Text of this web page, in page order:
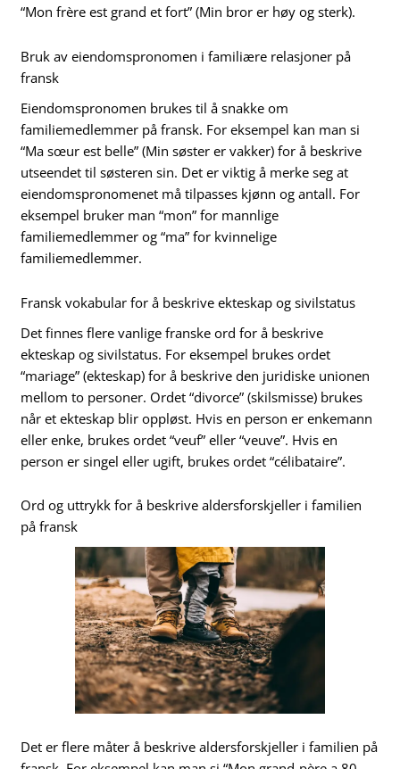
“Mon frère est grand et fort” (Min bror er høy og sterk).
Bruk av eiendomspronomen i familiære relasjoner på
fransk
Eiendomspronomen brukes til å snakke om
familiemedlemmer på fransk. For eksempel kan man si
“Ma sœur est belle” (Min søster er vakker) for å beskrive
utseendet til søsteren sin. Det er viktig å merke seg at
eiendomspronomenet må tilpasses kjønn og antall. For
eksempel bruker man “mon” for mannlige
familiemedlemmer og “ma” for kvinnelige
familiemedlemmer.
Fransk vokabular for å beskrive ekteskap og sivilstatus
Det finnes flere vanlige franske ord for å beskrive
ekteskap og sivilstatus. For eksempel brukes ordet
“mariage” (ekteskap) for å beskrive den juridiske unionen
mellom to personer. Ordet “divorce” (skilsmisse) brukes
når et ekteskap blir oppløst. Hvis en person er enkemann
eller enke, brukes ordet “veuf” eller “veuve”. Hvis en
person er singel eller ugift, brukes ordet “célibataire”.
Ord og uttrykk for å beskrive aldersforskjeller i familien
på fransk
Det er flere måter å beskrive aldersforskjeller i familien på